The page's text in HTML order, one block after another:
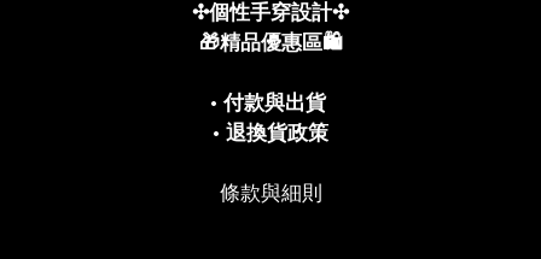
✣個性手穿設計✣
🎁精品優惠區🛍️
• 付款與出貨
• 退換貨政策
條款與細則